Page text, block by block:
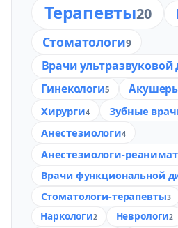
Терапевты20
Стоматологи9
Врачи ультразвуковой
Гинекологи5
Хирурги4 Зубные
Анестезиологи4
Анестезиологи-
Врачи функциональной
Стоматологи-терапевты3
Наркологи2 Неврологи2